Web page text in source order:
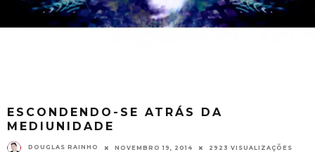
ESCONDENDO-SE ATRÁS DA
MEDIUNIDADE
DOUGLAS RAINHO NOVEMBRO 19, 2014 2923 VISUALIZAÇÕES